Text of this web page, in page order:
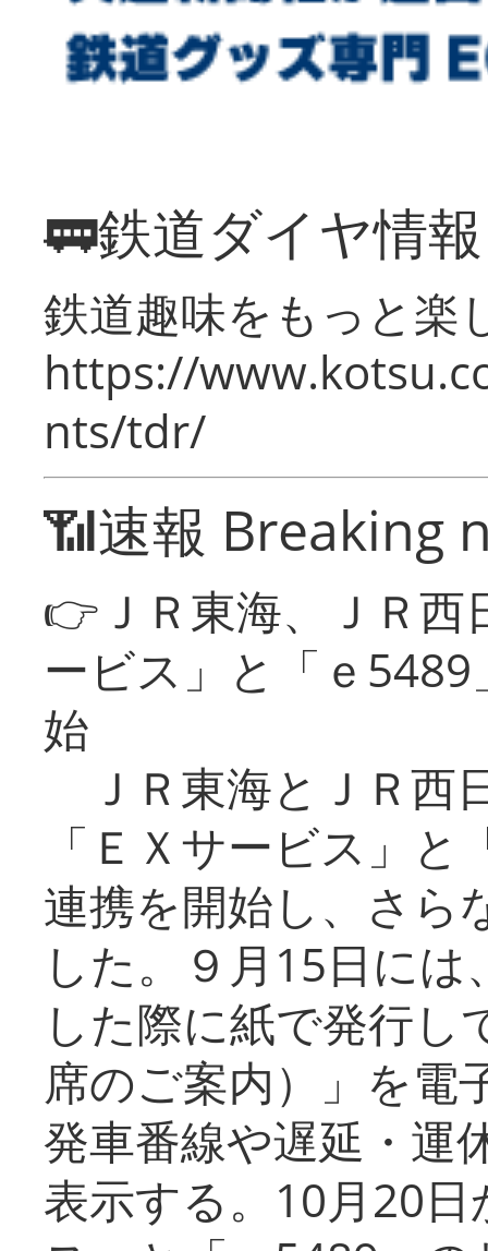
🚃鉄道ダイヤ情
鉄道趣味をもっと楽
https://
nts/tdr/
📶速報 Breaking
👉ＪＲ東海、ＪＲ
ービス」と「ｅ
始
ＪＲ東海とＪＲ西
「ＥＸサービス」
連携を開始し、さら
した。９月15日に
した際に紙で発行し
席のご案内）」を電
発車番線や遅延・運
表示する。10月20